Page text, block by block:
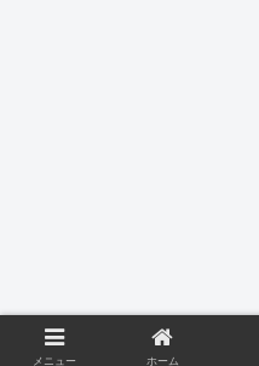
メニュー ホーム